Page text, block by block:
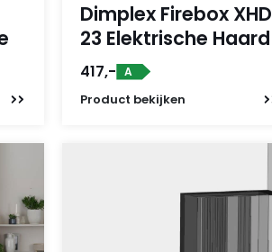
Dimplex Firebox XHD
23 Elektrische Haard
417,- A
Product bekijken